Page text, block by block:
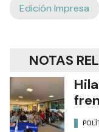
Edición Impresa
NOTAS